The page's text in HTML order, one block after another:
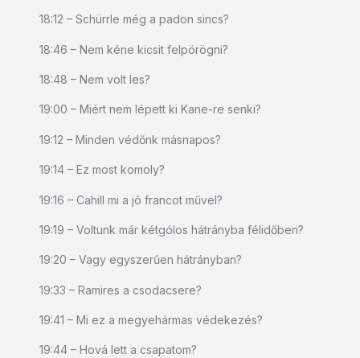
18:12 – Schürrle még a padon sincs?
18:46 – Nem kéne kicsit felpörögni?
18:48 – Nem volt les?
19:00 – Miért nem lépett ki Kane-re senki?
19:12 – Minden védőnk másnapos?
19:14 – Ez most komoly?
19:16 – Cahill mi a jó francot művel?
19:19 – Voltunk már kétgólos hátrányba félidőben?
19:20 – Vagy egyszerűen hátrányban?
19:33 – Ramires a csodacsere?
19:41 – Mi ez a megyehármas védekezés?
19:44 – Hová lett a csapatom?